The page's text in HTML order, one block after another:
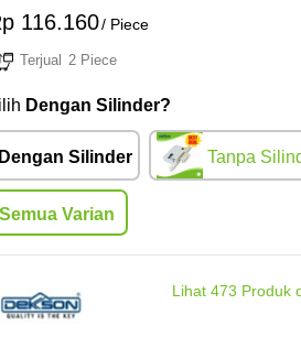
116.160/ Piece
Terjual 2 Piece
Dengan Silinder?
Dengan Silinder Tanpa
Semua Varian
Lihat 473 Produk